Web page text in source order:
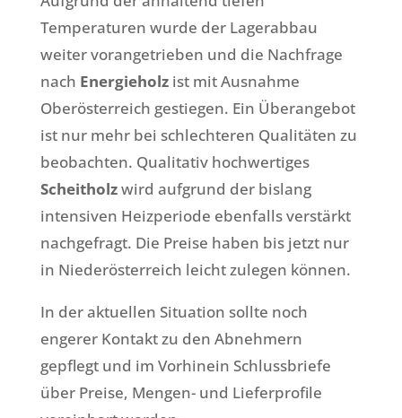
Temperaturen wurde der Lagerabbau
weiter vorangetrieben und die Nachfrage
nach Energieholzist mit Ausnahme
Oberösterreich gestiegen. Ein Überangebot
ist nur mehr bei schlechteren Qualitäten zu
beobachten. Qualitativ hochwertiges
Scheitholzwird aufgrund der bislang
intensiven Heizperiode ebenfalls verstärkt
nachgefragt. Die Preise haben bis jetzt nur
in Niederösterreich leicht zulegen können.
In der aktuellen Situation sollte noch
engerer Kontakt zu den Abnehmern
gepflegt und im Vorhinein Schlussbriefe
über Preise, Mengen- und Lieferprofile